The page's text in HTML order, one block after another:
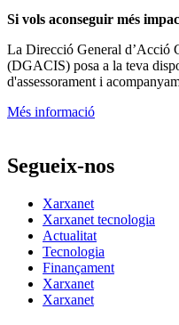
Si vols aconseguir més
La Direcció General d’Acció
(DGACIS) posa a la teva
d'assessorament i
Més informació
Segueix-nos
Xarxanet
Xarxanet tecnologia
Actualitat
Tecnologia
Finançament
Xarxanet
Xarxanet